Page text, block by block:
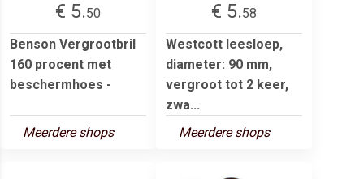
€ 5.50
Benson Vergrootbril
160 procent met
beschermhoes -
Meerdere shops
€ 5.58
Westcott leesloep,
diameter: 90 mm,
vergroot tot 2 keer,
zwa...
Meerdere shops